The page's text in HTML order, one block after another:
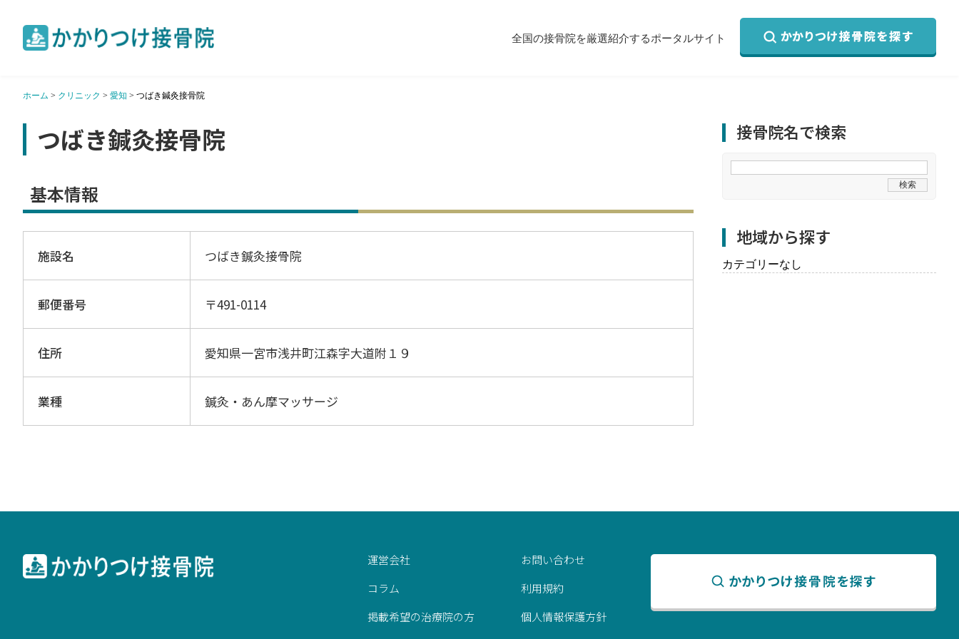
全国の接骨院を厳選紹介するポータルサイト
ホーム > クリニック > 愛知 > つばき鍼灸接骨院
つばき鍼灸接骨院
基本情報
施設名 つばき鍼灸接骨院
郵便番号 〒491-0114
住所 愛知県一宮市浅井町江森字大道附１９
業種 鍼灸・あん摩マッサージ
接骨院名で検索
地域から探す
カテゴリーなし
運営会社
コラム
掲載希望の治療院の方
お問い合わせ
利用規約
個人情報保護方針